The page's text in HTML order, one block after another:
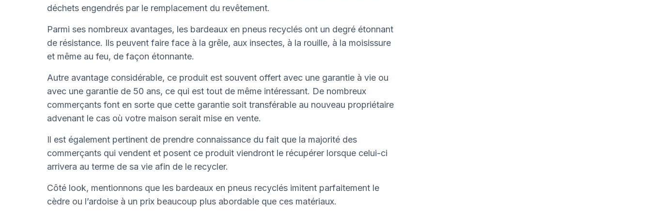
déchets engendrés par le remplacement du revêtement.
Parmi ses nombreux avantages, les bardeaux en pneus recyclés ont un degré étonnant
de résistance. Ils peuvent faire face à la grêle, aux insectes, à la rouille, à la moisissure
et même au feu, de façon étonnante.
Autre avantage considérable, ce produit est souvent offert avec une garantie à vie ou
avec une garantie de 50 ans, ce qui est tout de même intéressant. De nombreux
commerçants font en sorte que cette garantie soit transférable au nouveau propriétaire
advenant le cas où votre maison serait mise en vente.
Il est également pertinent de prendre connaissance du fait que la majorité des
commerçants qui vendent et posent ce produit viendront le récupérer lorsque celui-ci
arrivera au terme de sa vie afin de le recycler.
Côté look, mentionnons que les bardeaux en pneus recyclés imitent parfaitement le
cèdre ou l’ardoise à un prix beaucoup plus abordable que ces matériaux.